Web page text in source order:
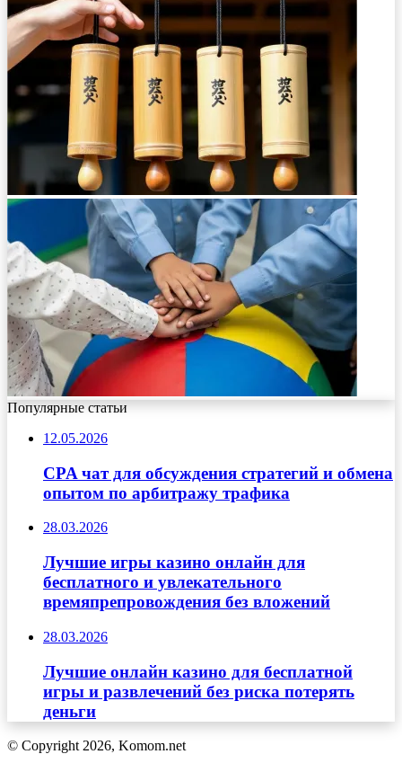
Популярные статьи
12.05.2026
CPA чат для обсуждения стратегий и обмена
опытом по арбитражу трафика
28.03.2026
Лучшие игры казино онлайн для
бесплатного и увлекательного
времяпрепровождения без вложений
28.03.2026
Лучшие онлайн казино для бесплатной
игры и развлечений без риска потерять
деньги
© Copyright 2026, Komom.net